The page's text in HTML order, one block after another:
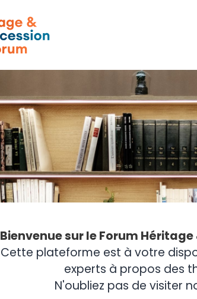
Bienvenue sur le Forum
Cette plateforme est à votre
experts à propos des
N'oubliez pas de visiter